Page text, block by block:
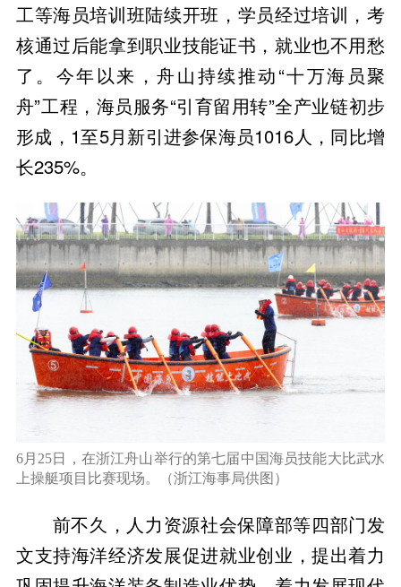
工等海员培训班陆续开班，学员经过培训，考
核通过后能拿到职业技能证书，就业也不用愁
了。今年以来，舟山持续推动“十万海员聚
舟”工程，海员服务“引育留用转”全产业链初步
形成，1至5月新引进参保海员1016人，同比增
长235%。
6月25日，在浙江舟山举行的第七届中国海员技能大比武水
上操艇项目比赛现场。（浙江海事局供图）
前不久，人力资源社会保障部等四部门发
文支持海洋经济发展促进就业创业，提出着力